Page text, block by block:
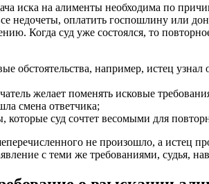
иска на алименты необходима по
недочеты, оплатить госпошлину или
Когда суд уже состоялся, то
обстоятельства, например, истец
желает поменять исковые
смена ответчика;
суд сочтет весомыми для
не произошло, а истец
с теми же требованиями, судья,